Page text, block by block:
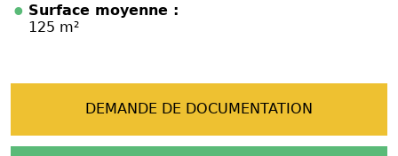
Surface moyenne :
125 m²
DEMANDE DE DOCUMENTATION